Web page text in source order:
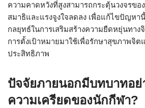
ความคาดหวังที่สูงสามารถกระตุ้นวงจรขอ
สมาธิและแรงจูงใจลดลง เพื่อแก้ไขปัญหา
กลยุทธ์ในการเสริมสร้างความยืดหยุ่นทาง
การตั้งเป้าหมายมาใช้เพื่อรักษาสุขภาพจิต
ประสิทธิภาพ
ปัจจัยภายนอกมีบทบาทอย่
ความเครียดของนักกีฬา?